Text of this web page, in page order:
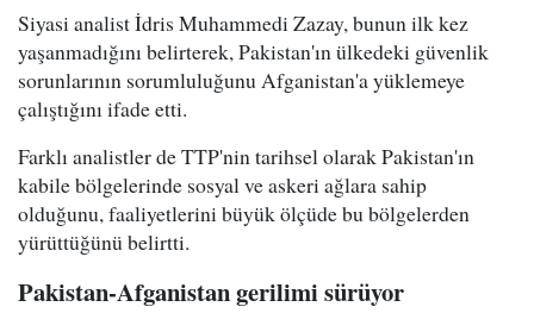
Siyasi analist İdris Muhammedi Zazay, bunun ilk kez
yaşanmadığını belirterek, Pakistan'ın ülkedeki güvenlik
sorunlarının sorumluluğunu Afganistan'a yüklemeye
çalıştığını ifade etti.
Farklı analistler de TTP'nin tarihsel olarak Pakistan'ın
kabile bölgelerinde sosyal ve askeri ağlara sahip
olduğunu, faaliyetlerini büyük ölçüde bu bölgelerden
yürüttüğünü belirtti.
Pakistan-Afganistan gerilimi sürüyor